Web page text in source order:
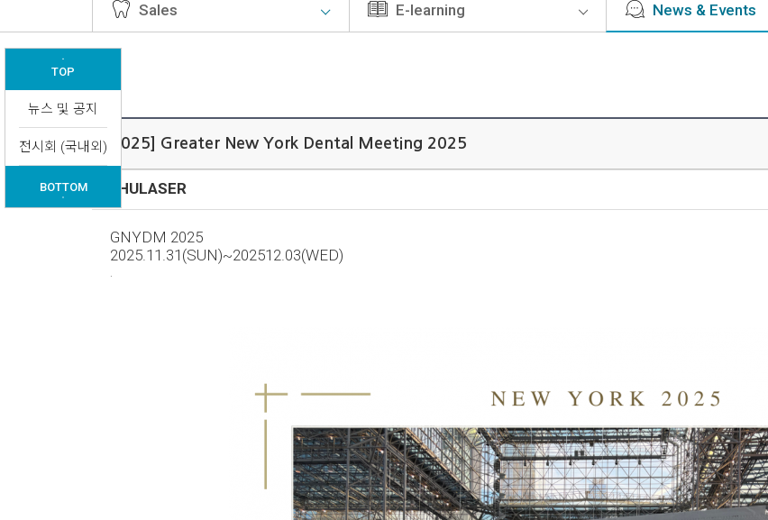
Sales E-learning News & Events
TOP
뉴스 및 공지
전시회 (국내외)
BOTTOM
[2025] Greater New York Dental Meeting 2025
HULASER
GNYDM 2025
2025.11.31(SUN)~202512.03(WED)
.